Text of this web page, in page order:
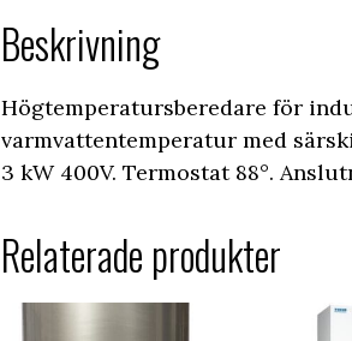
Beskrivning
Högtemperatursberedare för
varmvattentemperatur med
3 kW 400V. Termostat 88°.
Relaterade produkter